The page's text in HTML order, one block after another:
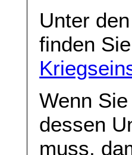
Unter
finden
Wenn
dessen
muss,